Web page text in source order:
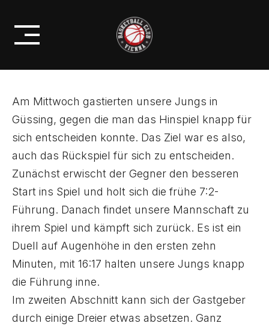
content
GÜSSING/JENNERSDORF
BLACKBIRDS
Am Mittwoch gastierten unsere Jungs in
Güssing, gegen die man das Hinspiel knapp für
sich entscheiden konnte. Das Ziel war es also,
auch das Rückspiel für sich zu entscheiden.
Zunächst erwischt der Gegner den besseren
Start ins Spiel und holt sich die frühe 7:2-
Führung. Danach findet unsere Mannschaft zu
ihrem Spiel und kämpft sich zurück. Es ist ein
Duell auf Augenhöhe in den ersten zehn
Minuten, mit 16:17 halten unsere Jungs knapp
die Führung inne.
Im zweiten Abschnitt kann sich der Gastgeber
durch einige Dreier etwas absetzen. Ganz